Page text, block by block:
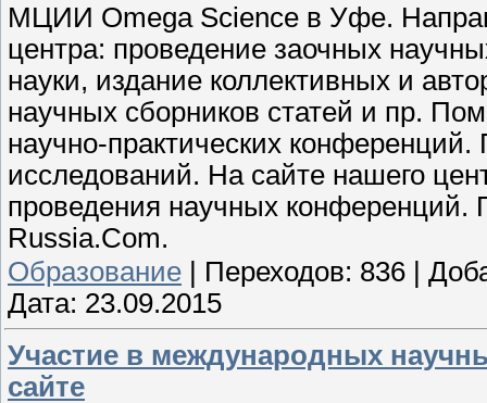
МЦИИ Omega Science в Уфе.
центра: проведение заочных
науки, издание коллективных и
научных сборников статей и пр.
научно-практических
исследований. На сайте нашего
проведения научных конференций.
Russia.Com.
Образование
Переходов: 836
Дата: 23.09.2015
Участие в международных
сайте